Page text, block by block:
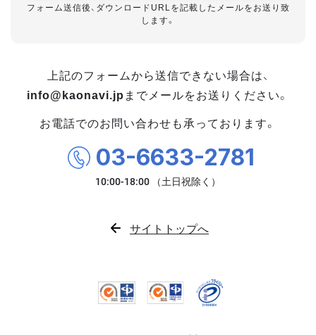
フォーム送信後、ダウンロードURLを記載したメールをお送り致
します。
上記のフォームから送信できない場合は、
info@kaonavi.jp までメールをお送りください。
お電話でのお問い合わせも承っております。
03-6633-2781
サイトトップへ